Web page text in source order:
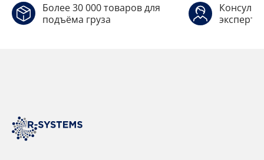
Более 30 000 товаров для
подъёма груза